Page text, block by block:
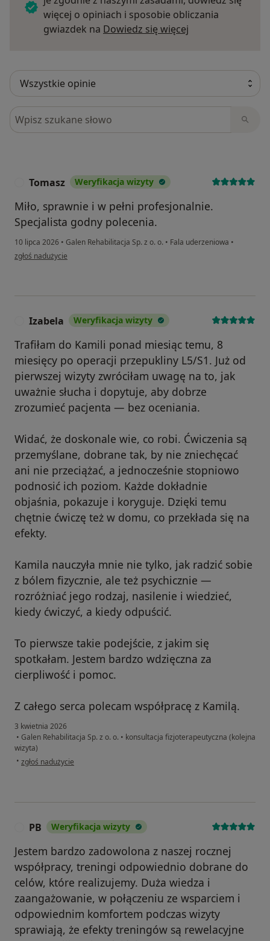
sumienne i regularne wykonywanie zaleconych
ćwiczeń, ponieważ tylko wtedy można uzyskać
Przeciwwskazania – kiedy nie stosować EPTE?
Zabieg nie jest odpowiedni dla każdego.
- ciąża,
- choroby serca i wszczepiony rozrusznik,
- zaburzenia krzepliwości krwi,
- schorzenia skóry (łuszczyca, AZS, egzema, rany,
infekcje),
- choroby neurologiczne i psychiczne (np.
epilepsja, stany po udarze, schizofrenia),
- endoprotezy i zespolenia w miejscu zabiegu.
Dlatego zawsze przed wykonaniem zabiegu
Dlaczego warto rozważyć elektrolizę w Galen
- Pracujemy tylko na sprawdzonych, naukowo
uzasadnionych metodach.
- Zabieg przeprowadza certyfikowany
fizjoterapeuta po specjalistycznym kursie z
metody EPTE (Paweł Jasiński, Kamila Kluczniok)
świadomą zgodę pacjenta.
- Łączymy EPTE z indywidualną terapią ruchową –
tak, aby realnie wspierać Twój powrót do formy.
Zrób pierwszy krok w stronę regeneracji
Jeśli do tej pory próbowałeś wszystkiego, a ból
wciąż nie ustępuje – warto
porozmawiać o EPTE z naszym zespołem.
więcej o opiniach i sposobie obliczania
gwiazdek na Dowiedz się więcej
Szukaj w opiniach
Tomasz Weryfikacja wizyty
Miło, sprawnie i w pełni profesjonalnie.
Specjalista godny polecenia.
10 lipca 2026 • Galen Rehabilitacja Sp. z o. o. • Fala uderzeniowa •
w opinii użytkownika Tomasz
zgłoś nadużycie
Izabela Weryfikacja wizyty
Trafiłam do Kamili ponad miesiąc temu, 8
miesięcy po operacji przepukliny L5/S1. Już od
pierwszej wizyty zwróciłam uwagę na to, jak
uważnie słucha i dopytuje, aby dobrze
zrozumieć pacjenta — bez oceniania.
Widać, że doskonale wie, co robi. Ćwiczenia są
przemyślane, dobrane tak, by nie zniechęcać
ani nie przeciążać, a jednocześnie stopniowo
podnosić ich poziom. Każde dokładnie
objaśnia, pokazuje i koryguje. Dzięki temu
chętnie ćwiczę też w domu, co przekłada się na
efekty.
Kamila nauczyła mnie nie tylko, jak radzić sobie
z bólem fizycznie, ale też psychicznie —
rozróżniać jego rodzaj, nasilenie i wiedzieć,
kiedy ćwiczyć, a kiedy odpuścić.
To pierwsze takie podejście, z jakim się
spotkałam. Jestem bardzo wdzięczna za
cierpliwość i pomoc.
Z całego serca polecam współpracę z Kamilą.
3 kwietnia 2026
• Galen Rehabilitacja Sp. z o. o. • konsultacja fizjoterapeutyczna (kolejna
wizyta)
• w opinii użytkownika Izabela
zgłoś nadużycie
PB Weryfikacja wizyty
Jestem bardzo zadowolona z naszej rocznej
współpracy, treningi odpowiednio dobrane do
celów, które realizujemy. Duża wiedza i
zaangażowanie, w połączeniu ze wsparciem i
odpowiednim komfortem podczas wizyty
sprawiają, że efekty treningów są rewelacyjne